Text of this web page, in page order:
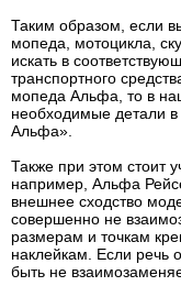
Таким образом, если
мопеда, мотоцикла,
искать в
транспортного
мопеда Альфа, то в
необходимые детали
Альфа».
Также при этом стоит
например, Альфа
внешнее сходство
совершенно не
размерам и точкам
наклейкам. Если речь
быть не